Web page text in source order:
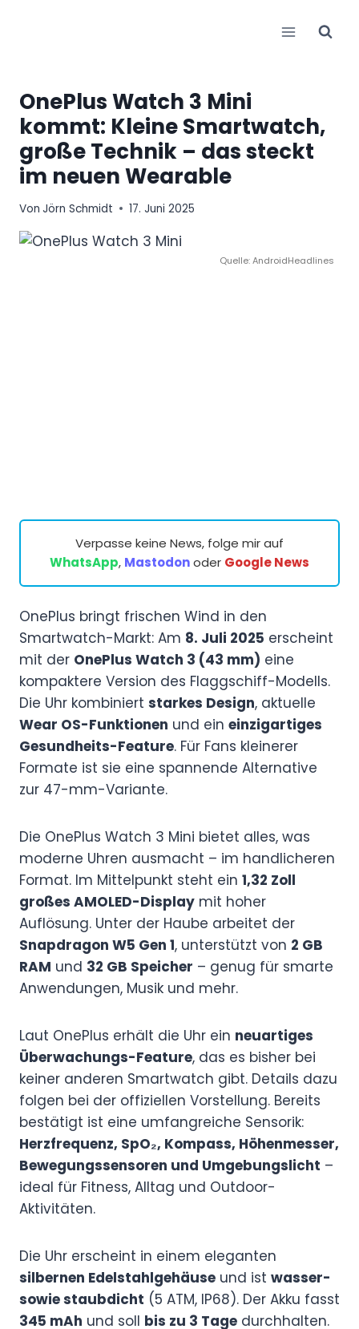
OnePlus Watch 3 Mini
kommt: Kleine Smartwatch,
große Technik – das steckt
im neuen Wearable
Von Jörn Schmidt 17. Juni 2025
Quelle: AndroidHeadlines
Verpasse keine News, folge mir auf
WhatsApp, Mastodonoder Google News
OnePlus bringt frischen Wind in den
Smartwatch-Markt: Am 8. Juli 2025 erscheint
mit der OnePlus Watch 3 (43 mm) eine
kompaktere Version des Flaggschiff-Modells.
Die Uhr kombiniert starkes Design, aktuelle
Wear OS-Funktionen und ein einzigartiges
Gesundheits-Feature. Für Fans kleinerer
Formate ist sie eine spannende Alternative
zur 47-mm-Variante.
Die OnePlus Watch 3 Mini bietet alles, was
moderne Uhren ausmacht – im handlicheren
Format. Im Mittelpunkt steht ein 1,32 Zoll
großes AMOLED-Display mit hoher
Auflösung. Unter der Haube arbeitet der
Snapdragon W5 Gen 1, unterstützt von 2 GB
RAM und 32 GB Speicher – genug für smarte
Anwendungen, Musik und mehr.
Laut OnePlus erhält die Uhr ein neuartiges
Überwachungs-Feature, das es bisher bei
keiner anderen Smartwatch gibt. Details dazu
folgen bei der offiziellen Vorstellung. Bereits
bestätigt ist eine umfangreiche Sensorik:
Herzfrequenz, SpO₂, Kompass, Höhenmesser,
Bewegungssensoren und Umgebungslicht –
ideal für Fitness, Alltag und Outdoor-
Aktivitäten.
Die Uhr erscheint in einem eleganten
silbernen Edelstahlgehäuse und ist wasser-
sowie staubdicht (5 ATM, IP68). Der Akku fasst
345 mAh und soll bis zu 3 Tage durchhalten.